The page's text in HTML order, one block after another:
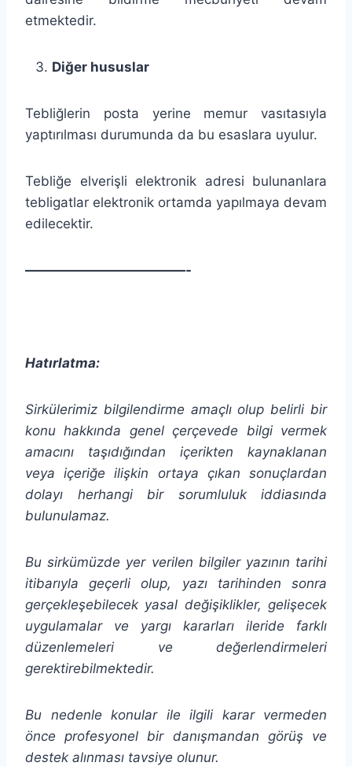
etmektedir.
Diğer hususlar
Tebliğlerin posta yerine memur vasıtasıyla
yaptırılması durumunda da bu esaslara uyulur.
Tebliğe elverişli elektronik adresi bulunanlara
tebligatlar elektronik ortamda yapılmaya devam
edilecektir.
————————————-
Hatırlatma:
Sirkülerimiz bilgilendirme amaçlı olup belirli bir
konu hakkında genel çerçevede bilgi vermek
amacını taşıdığından içerikten
kaynaklanan
veya içeriğe ilişkin ortaya çıkan sonuçlardan
dolayı herhangi bir sorumluluk iddiasında
bulunulamaz.
Bu sirkümüzde yer verilen bilgiler yazının tarihi
itibarıyla geçerli olup, yazı tarihinden sonra
gerçekleşebilecek yasal değişiklikler, gelişecek
uygulamalar ve yargı kararları ileride farklı
düzenlemeleri ve değerlendirmeleri
gerektirebilmektedir.
Bu nedenle konular ile ilgili karar vermeden
önce profesyonel bir danışmandan görüş ve
destek alınması tavsiye olunur.